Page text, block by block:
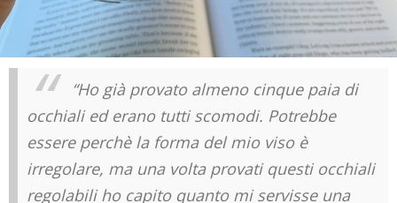
“Ho già provato almeno cinque paia di
occhiali ed erano tutti scomodi. Potrebbe
essere perchè la forma del mio viso è
irregolare, ma una volta provati questi occhiali
regolabili ho capito quanto mi servisse una